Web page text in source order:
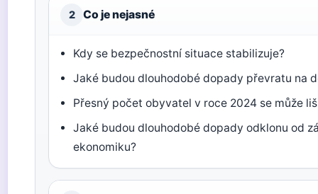
2 Co je nejasné
Kdy se bezpečnostní situace stabilizuje?
Jaké budou dlouhodobé dopady převratu na
Přesný počet obyvatel v roce 2024 se může
Jaké budou dlouhodobé dopady odklonu od
ekonomiku?